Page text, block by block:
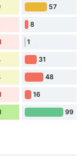
57
8
1
31
48
16
99